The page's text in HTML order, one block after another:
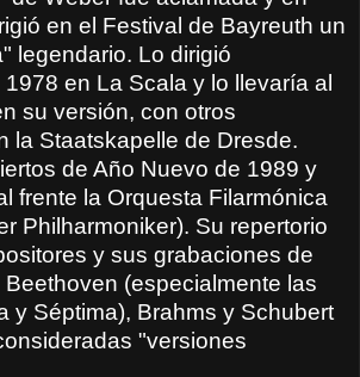
en el Festival de Bayreuth un
legendario. Lo dirigió
en La Scala y lo llevaría al
su versión, con otros
la Staatskapelle de Dresde.
de Año Nuevo de 1989 y
frente la Orquesta Filarmónica
Philharmoniker). Su repertorio
y sus grabaciones de
(especialmente las
y Séptima), Brahms y Schubert
"versiones